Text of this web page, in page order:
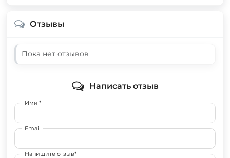
Отзывы
Пока нет отзывов
Написать отзыв
Имя *
Email
Напишите отзыв*